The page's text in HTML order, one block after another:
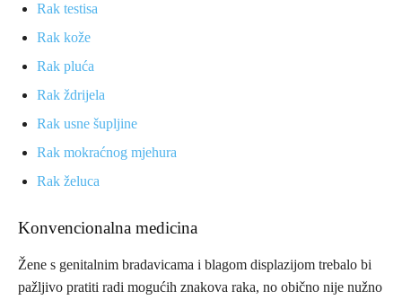
Rak testisa
Rak kože
Rak pluća
Rak ždrijela
Rak usne šupljine
Rak mokraćnog mjehura
Rak želuca
Konvencionalna medicina
Žene s genitalnim bradavicama i blagom displazijom trebalo bi
pažljivo pratiti radi mogućih znakova raka, no obično nije nužno